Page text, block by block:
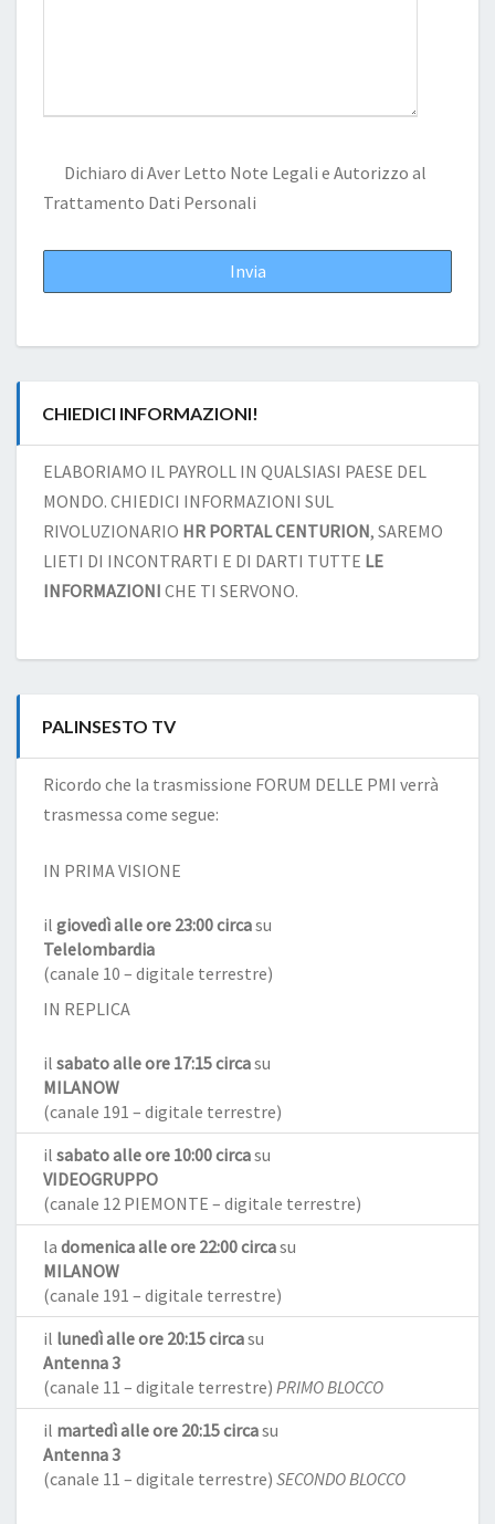
Dichiaro di Aver Letto Note Legali e Autorizzo al
Trattamento Dati Personali
CHIEDICI INFORMAZIONI!
ELABORIAMO IL PAYROLL IN QUALSIASI PAESE DEL
MONDO. CHIEDICI INFORMAZIONI SUL
RIVOLUZIONARIO HR PORTAL CENTURION, SAREMO
LIETI DI INCONTRARTI E DI DARTI TUTTE LE
INFORMAZIONI CHE TI SERVONO.
PALINSESTO TV
Ricordo che la trasmissione FORUM DELLE PMI verrà
trasmessa come segue:
IN PRIMA VISIONE
il giovedì alle ore 23:00 circasu
Telelombardia
(canale 10 – digitale terrestre)
IN REPLICA
il sabato alle ore 17:15 circasu
MILANOW
(canale 191 – digitale terrestre)
il sabato alle ore 10:00 circasu
VIDEOGRUPPO
(canale 12 PIEMONTE – digitale terrestre)
la domenica alle ore 22:00 circasu
MILANOW
(canale 191 – digitale terrestre)
il lunedì alle ore 20:15 circasu
Antenna 3
(canale 11 – digitale terrestre) PRIMO BLOCCO
il martedì alle ore 20:15 circasu
Antenna 3
(canale 11 – digitale terrestre) SECONDO BLOCCO